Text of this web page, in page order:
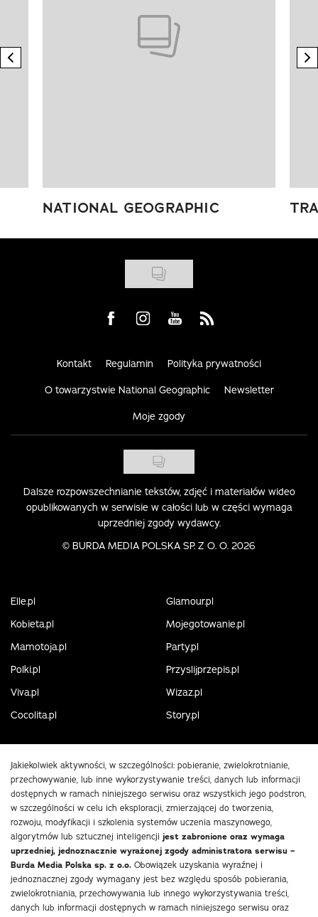
previous element
NATIONAL GEOGRAPHIC
Visit us on Facebook
Visit us on Instagram
Visit us on Youtube
Visit us on Rss
Kontakt Regulamin Polityka prywatności
O towarzystwie National Geographic Newsletter
Moje zgody
Dalsze rozpowszechnianie tekstów, zdjęć i materiałów wideo
opublikowanych w serwisie w całości lub w części wymaga
uprzedniej zgody wydawcy.
© BURDA MEDIA POLSKA SP. Z O. O. 2026
Elle.pl
Glamour.pl
Kobieta.pl
Mojegotowanie.pl
Mamotoja.pl
Party.pl
Polki.pl
Przyslijprzepis.pl
Viva.pl
Wizaz.pl
Cocolita.pl
Story.pl
Jakiekolwiek aktywności, w szczególności: pobieranie, zwielokrotnianie,
przechowywanie, lub inne wykorzystywanie treści, danych lub informacji
dostępnych w ramach niniejszego serwisu oraz wszystkich jego podstron,
w szczególności w celu ich eksploracji, zmierzającej do tworzenia,
rozwoju, modyfikacji i szkolenia systemów uczenia maszynowego,
algorytmów lub sztucznej inteligencji jest zabronione oraz wymaga
uprzedniej, jednoznacznie wyrażonej zgody administratora serwisu –
Burda Media Polska sp. z o.o. Obowiązek uzyskania wyraźnej i
jednoznacznej zgody wymagany jest bez względu sposób pobierania,
zwielokrotniania, przechowywania lub innego wykorzystywania treści,
danych lub informacji dostępnych w ramach niniejszego serwisu oraz